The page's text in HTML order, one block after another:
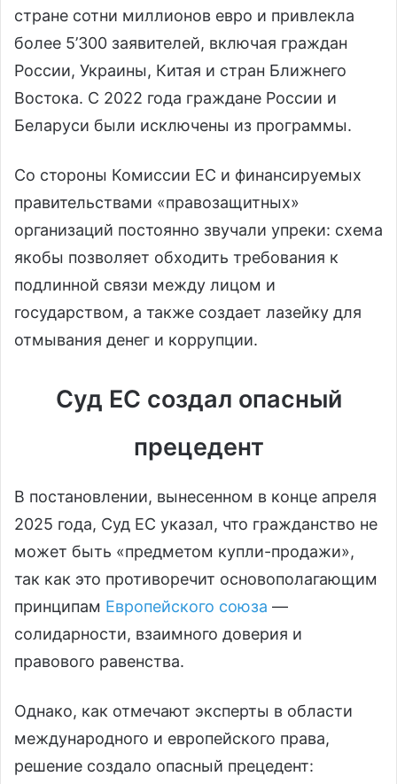
стране сотни миллионов евро и привлекла
более 5’300 заявителей, включая граждан
России, Украины, Китая и стран Ближнего
Востока. С 2022 года граждане России и
Беларуси были исключены из программы.
Со стороны Комиссии ЕС и финансируемых
правительствами «правозащитных»
организаций постоянно звучали упреки: схема
якобы позволяет обходить требования к
подлинной связи между лицом и
государством, а также создает лазейку для
отмывания денег и коррупции.
Суд ЕС создал опасный
прецедент
В постановлении, вынесенном в конце апреля
2025 года, Суд ЕС указал, что гражданство не
может быть «предметом купли-продажи»,
так как это противоречит основополагающим
принципам Европейского союза —
солидарности, взаимного доверия и
правового равенства.
Однако, как отмечают эксперты в области
международного и европейского права,
решение создало опасный прецедент: